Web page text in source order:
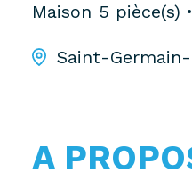
Maison 5 pièce(s)
Saint-
A